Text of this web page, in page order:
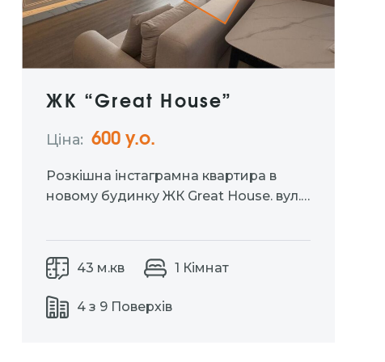
ЖК “Great House”
Ціна: 600 у.о.
Розкішна інстаграмна квартира в
новому будинку ЖК Great House. вул.
укомплектована всім необхідним:
посудомийка, кондиціонер, духова
шафа, холодильник, кавоварка,
пральна машина. Комфорт, стиль і
43 м.кв 1 Кімнат
4 з 9 Поверхів